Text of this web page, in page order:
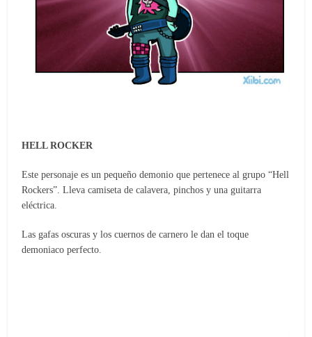
HELL ROCKER
Este personaje es un pequeño demonio que pertenece al grupo “Hell
Rockers”. Lleva camiseta de calavera, pinchos y una guitarra
eléctrica.
Las gafas oscuras y los cuernos de carnero le dan el toque
demoniaco perfecto.